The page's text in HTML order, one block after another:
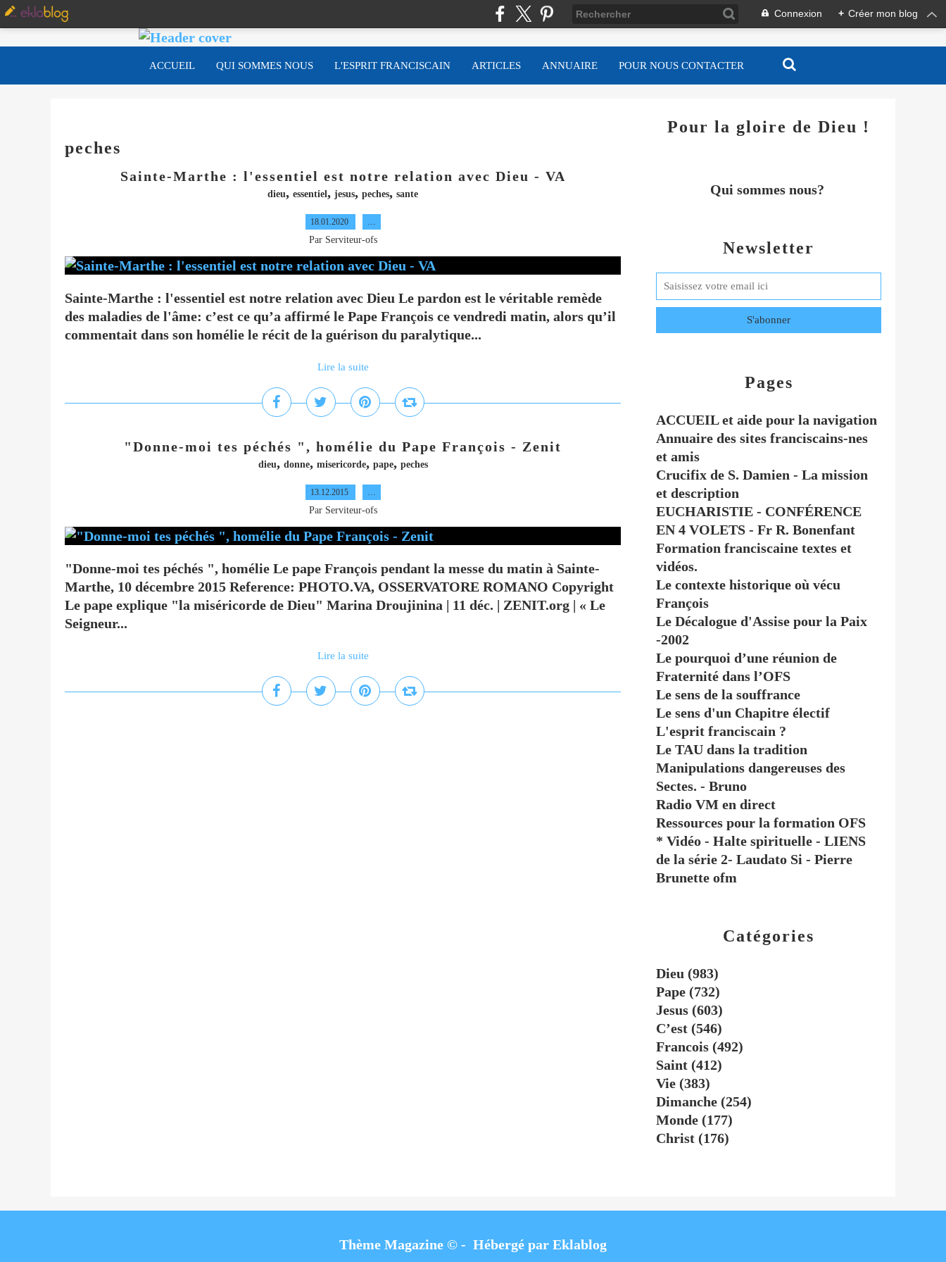
Connexion + Créer mon blog
ACCUEIL QUI SOMMES NOUS L'ESPRIT FRANCISCAIN ARTICLES ANNUAIRE POUR NOUS CONTACTER
peches
Sainte-Marthe : l'essentiel est notre relation avec Dieu - VA
dieu, essentiel, jesus, peches, sante
18.01.2020 …
Par Serviteur-ofs
Sainte-Marthe : l'essentiel est notre relation avec Dieu Le pardon est le véritable remède
des maladies de l'âme: c’est ce qu’a affirmé le Pape François ce vendredi matin, alors qu’il
commentait dans son homélie le récit de la guérison du paralytique...
Lire la suite
"Donne-moi tes péchés ", homélie du Pape François - Zenit
dieu, donne, misericorde, pape, peches
13.12.2015 …
Par Serviteur-ofs
"Donne-moi tes péchés ", homélie Le pape François pendant la messe du matin à Sainte-
Marthe, 10 décembre 2015 Reference: PHOTO.VA, OSSERVATORE ROMANO Copyright
Le pape explique "la miséricorde de Dieu" Marina Droujinina | 11 déc. | ZENIT.org | « Le
Seigneur...
Lire la suite
Newsletter
Catégories
Dieu (983)
Pape (732)
Jesus (603)
C’est (546)
Francois (492)
Saint (412)
Vie (383)
Dimanche (254)
Monde (177)
Christ (176)
Pages
ACCUEIL et aide pour la navigation
Annuaire des sites franciscains-nes
et amis
Crucifix de S. Damien - La mission
et description
EUCHARISTIE - CONFÉRENCE
EN 4 VOLETS - Fr R. Bonenfant
Formation franciscaine textes et
vidéos.
Le contexte historique où vécu
François
Le Décalogue d'Assise pour la Paix
-2002
Le pourquoi d’une réunion de
Fraternité dans l’OFS
Le sens de la souffrance
Le sens d'un Chapitre électif
L'esprit franciscain ?
Le TAU dans la tradition
Manipulations dangereuses des
Sectes. - Bruno
Radio VM en direct
Ressources pour la formation OFS
* Vidéo - Halte spirituelle - LIENS
de la série 2- Laudato Si - Pierre
Brunette ofm
Pour la gloire de Dieu !
Qui sommes nous?
Thème Magazine © - Hébergé par Eklablog